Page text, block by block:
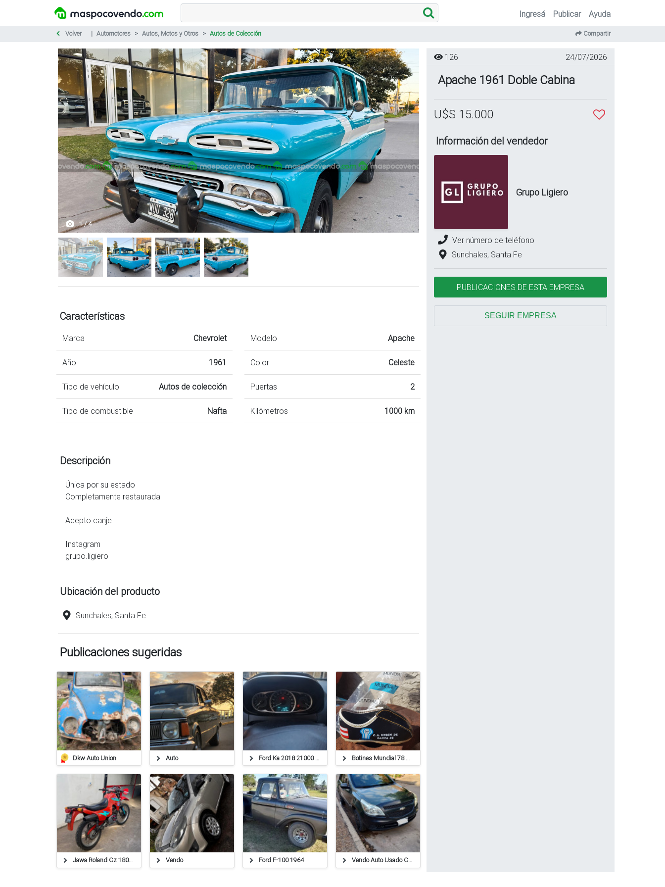
Ingresá Publicar Ayuda
Volver Automotores Autos, Motos y Otros Autos de Colección Compartir
1 / 4
Características
Marca Chevrolet
Año 1961
Tipo de vehículo Autos de colección
Tipo de combustible Nafta
Modelo Apache
Color Celeste
Puertas 2
Kilómetros 1000 km
Descripción
Única por su estado
Completamente restaurada
Acepto canje
Instagram
grupo.ligiero
Ubicación del producto
Sunchales, Santa Fe
Publicaciones sugeridas
Dkw Auto Union Auto Ford Ka 2018 21000 Km Botines Mundial 78 Argentina
Jawa Roland Cz 180cc 2t Vendo Ford F-100 1964 Vendo Auto Usado Chevrolet Agile 1.4 Lt Nafta
126 24/07/2026
Apache 1961 Doble Cabina
U$S 15.000
Información del vendedor
Grupo Ligiero
Ver número de teléfono
Sunchales, Santa Fe
PUBLICACIONES DE ESTA EMPRESA
SEGUIR EMPRESA